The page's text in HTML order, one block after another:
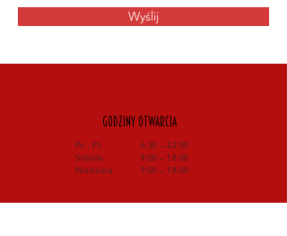
Wyślij
Godziny otwarcia
Pn - Pt
Sobota
Niedziela
6:30 – 22:00
9:00 – 18:00
9:00 – 18:00